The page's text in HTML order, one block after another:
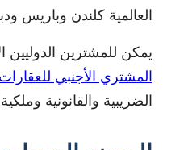
العالمية كلندن وباريس
يمكن للمشترين الدوليين
المشتري الأجنبي
الضريبية والقانونية